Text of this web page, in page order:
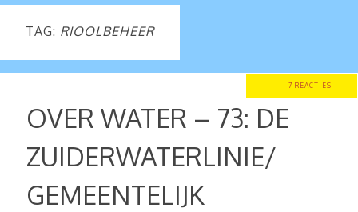
TAG: RIOOLBEHEER
7 REACTIES
OVER WATER – 73: DE
ZUIDERWATERLINIE/
GEMEENTELIJK